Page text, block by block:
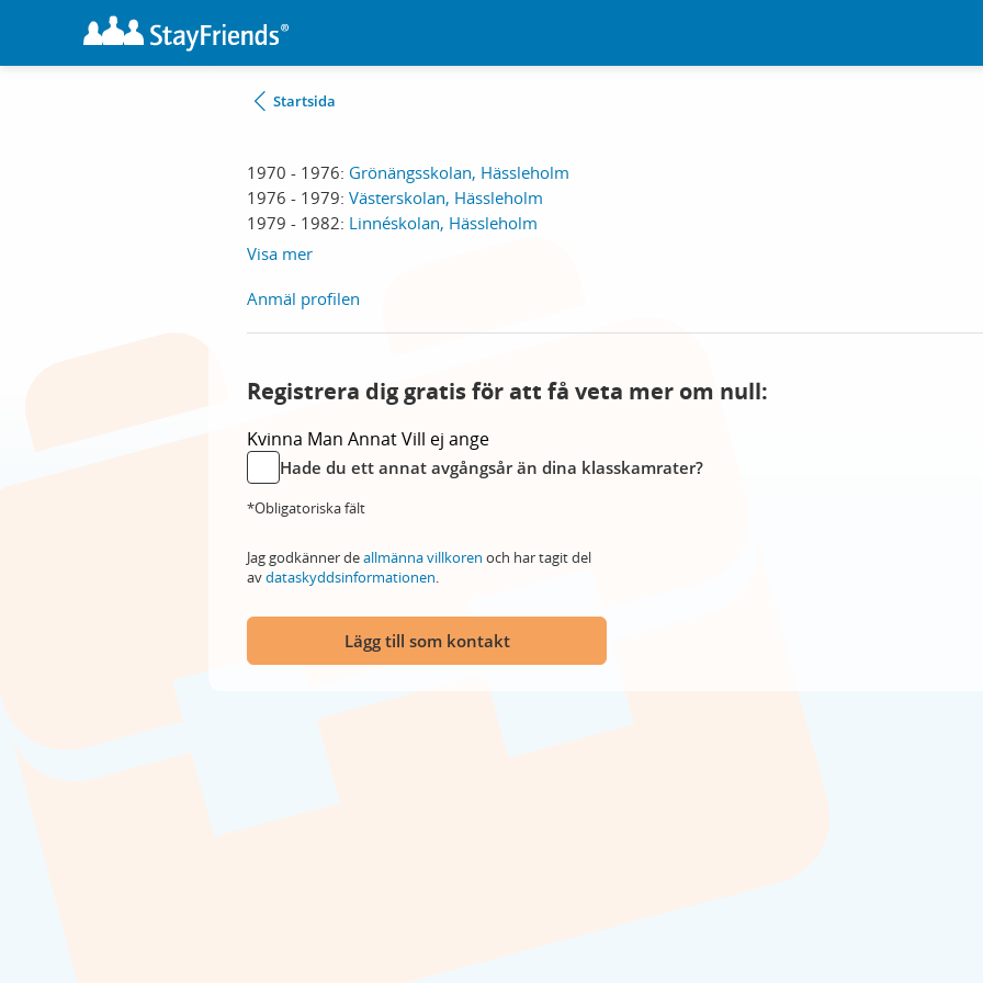
Startsida
1970 - 1976: Grönängsskolan, Hässleholm
1976 - 1979: Västerskolan, Hässleholm
1979 - 1982: Linnéskolan, Hässleholm
Visa mer
Anmäl profilen
Registrera dig gratis för att få veta mer om null:
Kvinna Man AnnatVill ej ange
Hade du ett annat avgångsår än dina klasskamrater?
*Obligatoriska fält
Jag godkänner deallmänna villkoren och har tagit del
avdataskyddsinformationen.
Lägg till som kontakt